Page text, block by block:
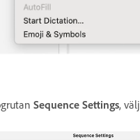
Sequence Settings, välj